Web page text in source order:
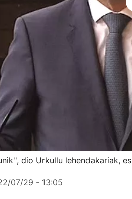
dio Urkullu lehendakariak,
07/29 - 13:05